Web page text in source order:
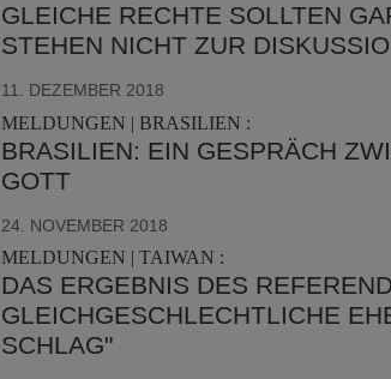
GLEICHE RECHTE SOLLTEN
STEHEN NICHT ZUR
11. DEZEMBER 2018
MELDUNGEN | BRASILIEN :
BRASILIEN: EIN GESPRÄCH
GOTT
24. NOVEMBER 2018
MELDUNGEN | TAIWAN :
DAS ERGEBNIS DES
GLEICHGESCHLECHTLICHE
SCHLAG"